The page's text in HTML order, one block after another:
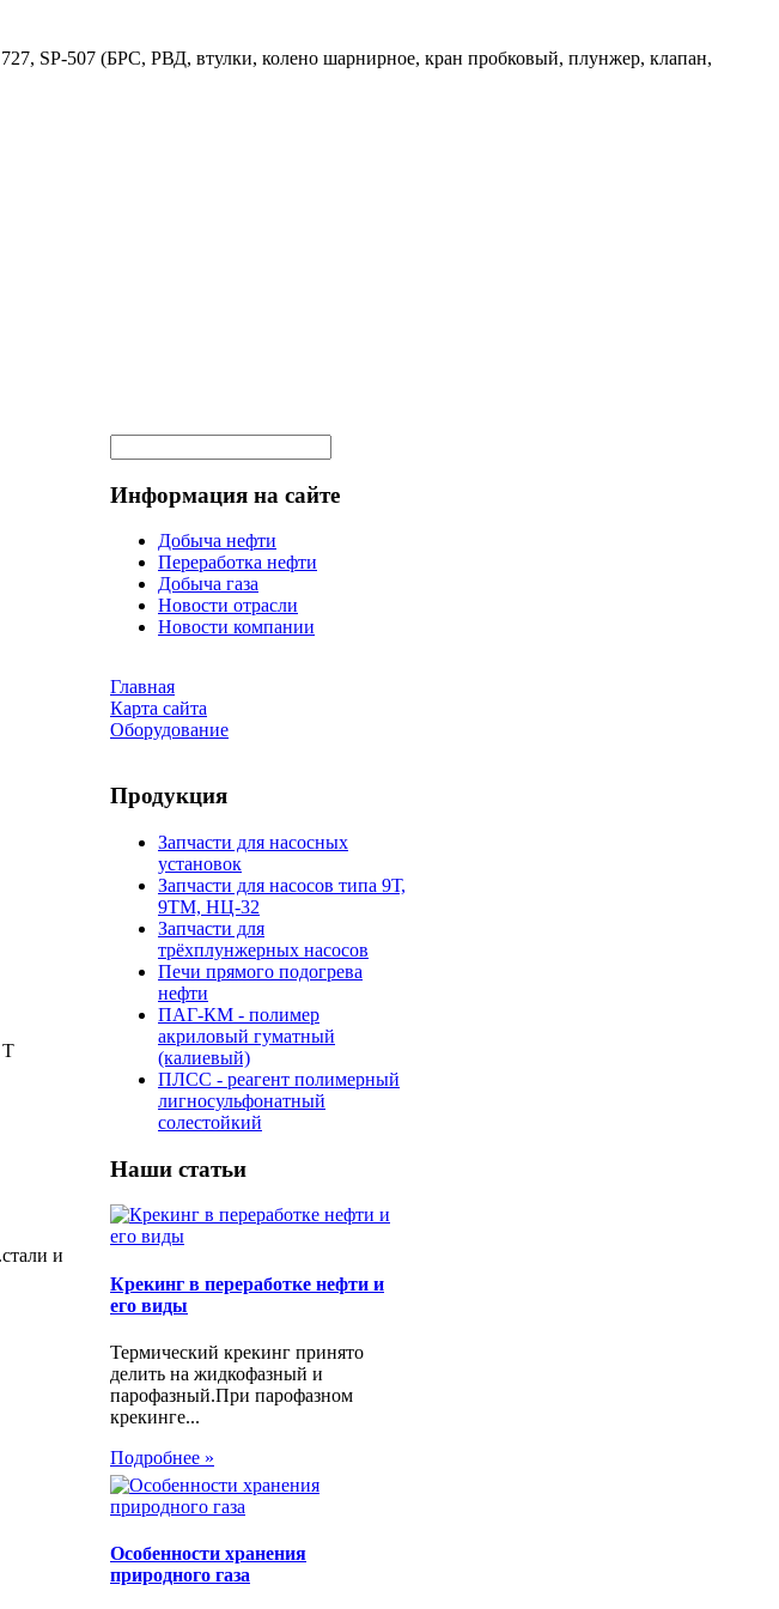
SP-507 (БРС, РВД, втулки, колено шарнирное, кран пробковый, плунжер, клапан,
T
и
Информация на сайте
Добыча нефти
Переработка нефти
Добыча газа
Новости отрасли
Новости компании
Главная
Карта сайта
Оборудование
Продукция
Запчасти для насосных
установок
Запчасти для насосов типа 9Т,
9ТМ, НЦ-32
Запчасти для
трёхплунжерных насосов
Печи прямого подогрева
нефти
ПАГ-КМ - полимер
акриловый гуматный
(калиевый)
ПЛСС - реагент полимерный
лигносульфонатный
солестойкий
Наши статьи
Крекинг в переработке нефти и
его виды
Термический крекинг принято
делить на жидкофазный и
парофазный.При парофазном
крекинге...
Подробнее »
Особенности хранения
природного газа